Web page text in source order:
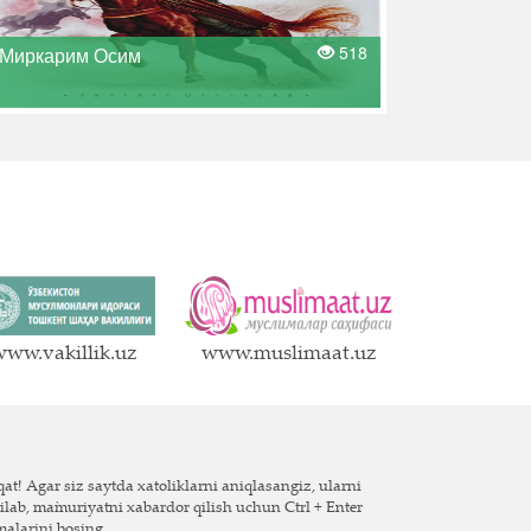
Миркарим Осим 518
www.muslimaat.uz
Agar siz saytda xatoliklarni aniqlasangiz, ularni
ma`muriyatni xabardor qilish uchun Ctrl + Enter